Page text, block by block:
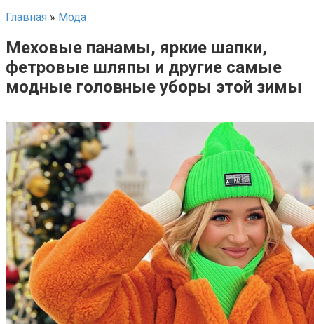
Главная » Мода
Меховые панамы, яркие шапки,
фетровые шляпы и другие самые
модные головные уборы этой зимы